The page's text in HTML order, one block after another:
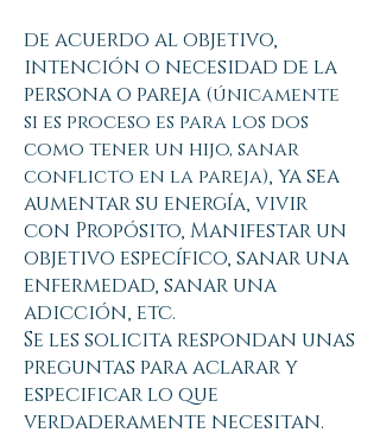
de acuerdo al objetivo,
intención o necesidad de la
persona o pareja (únicamente
si es proceso es para los dos
como tener un hijo, sanar
conflicto en la pareja), ya sea
aumentar su energía, vivir
con Propósito, Manifestar un
objetivo específico, sanar una
enfermedad, sanar una
adicción, etc.
Se les solicita respondan unas
preguntas para aclarar y
especificar lo que
verdaderamente necesitan.